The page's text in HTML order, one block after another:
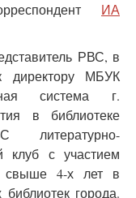
ИА
РВС, в
директору МБУК
система г.
в библиотеке
литературно-
клуб с участием
свыше 4-х лет в
города.